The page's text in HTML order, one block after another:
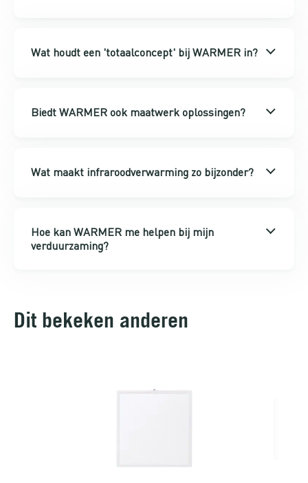
Wat houdt een 'totaalconcept' bij WARMER in?
Biedt WARMER ook maatwerk oplossingen?
Wat maakt infraroodverwarming zo bijzonder?
Hoe kan WARMER me helpen bij mijn
verduurzaming?
Dit bekeken anderen